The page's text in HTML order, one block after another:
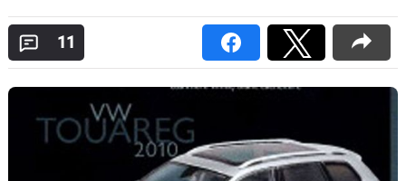
Electriques
Utilitaires
Flottes
11